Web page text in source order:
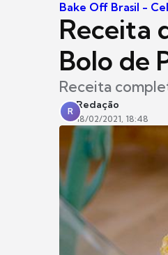
Bake Off Brasil -
Receita
Bolo de
Receita
R
Redação
18/02/2021, 18:48